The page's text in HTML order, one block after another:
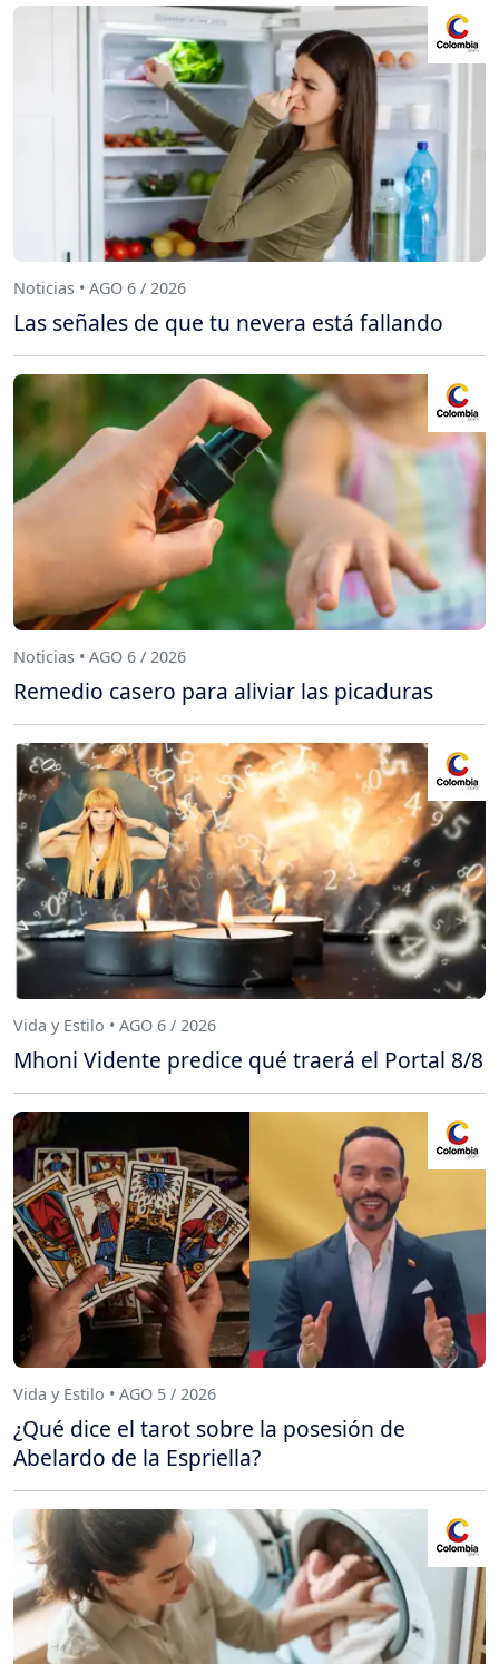
Noticias • AGO 6 / 2026
Las señales de que tu nevera está fallando
Noticias • AGO 6 / 2026
Remedio casero para aliviar las picaduras
Vida y Estilo • AGO 6 / 2026
Mhoni Vidente predice qué traerá el Portal 8/8
Vida y Estilo • AGO 5 / 2026
¿Qué dice el tarot sobre la posesión de
Abelardo de la Espriella?